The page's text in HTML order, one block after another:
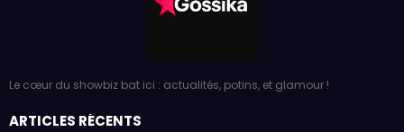
Le cœur du showbiz bat ici : actualités, potins, et glamour !
ARTICLES RÉCENTS